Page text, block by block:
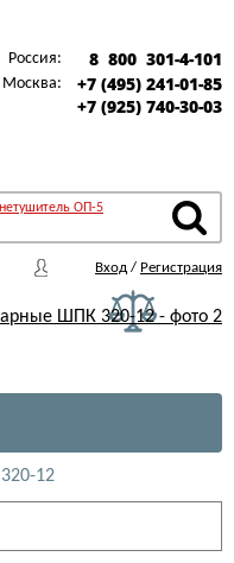
Россия: 8 800 301-4-101
Москва:
+7 (495) 241-01-85
+7 (925) 740-30-03
ОП-5
Вход / Регистрация
12